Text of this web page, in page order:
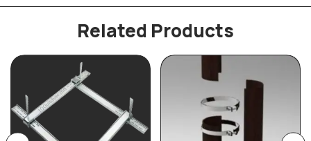
Related Products